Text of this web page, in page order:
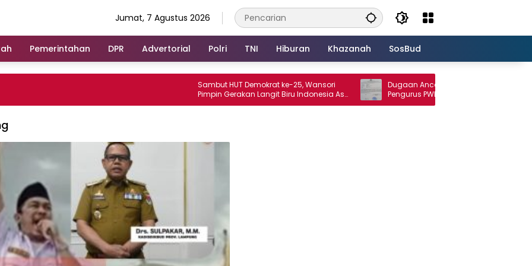
Jumat, 7 Agustus 2026
Pemerintahan DPR Advertorial Polri TNI Hiburan Khazanah SosBud
Sambut HUT Demokrat ke-25, Wansori
Pimpin Gerakan Langit Biru Indonesia Asri
di Lampung Utara.
Dugaan Ancaman terhadap Keluarga
Pengurus PWI Lampung Dikawal
Legislator dan Jurnalis